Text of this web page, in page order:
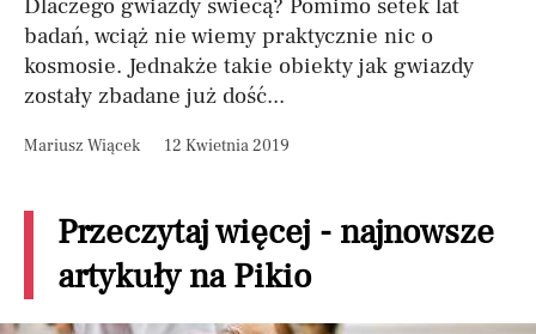
Dlaczego gwiazdy świecą? Pomimo setek lat
badań, wciąż nie wiemy praktycznie nic o
kosmosie. Jednakże takie obiekty jak gwiazdy
zostały zbadane już dość...
Mariusz Wiącek 12 Kwietnia 2019
Przeczytaj więcej - najnowsze
artykuły na Pikio